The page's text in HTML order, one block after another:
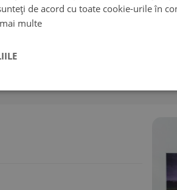
de acord cu toate cookie-urile în
multe